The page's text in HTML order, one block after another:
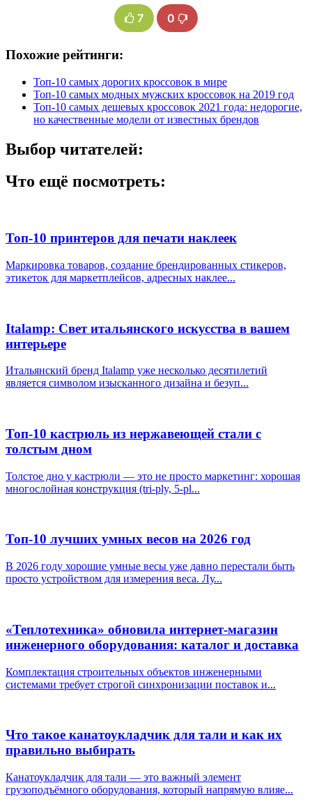
7 0
Похожие рейтинги:
Топ-10 самых дорогих кроссовок в мире
Топ-10 самых модных мужских кроссовок на 2019 год
Топ-10 самых дешевых кроссовок 2021 года: недорогие,
но качественные модели от известных брендов
Выбор читателей:
Что ещё посмотреть:
Топ-10 принтеров для печати наклеек
Маркировка товаров, создание брендированных стикеров,
этикеток для маркетплейсов, адресных наклее...
Italamp: Свет итальянского искусства в вашем
интерьере
Итальянский бренд Italamp уже несколько десятилетий
является символом изысканного дизайна и безуп...
Топ-10 кастрюль из нержавеющей стали с
толстым дном
Толстое дно у кастрюли — это не просто маркетинг: хорошая
многослойная конструкция (tri-ply, 5-pl...
Топ-10 лучших умных весов на 2026 год
В 2026 году хорошие умные весы уже давно перестали быть
просто устройством для измерения веса. Лу...
«Теплотехника» обновила интернет-магазин
инженерного оборудования: каталог и доставка
Комплектация строительных объектов инженерными
системами требует строгой синхронизации поставок и...
Что такое канатоукладчик для тали и как их
правильно выбирать
Канатоукладчик для тали — это важный элемент
грузоподъёмного оборудования, который напрямую влияе...